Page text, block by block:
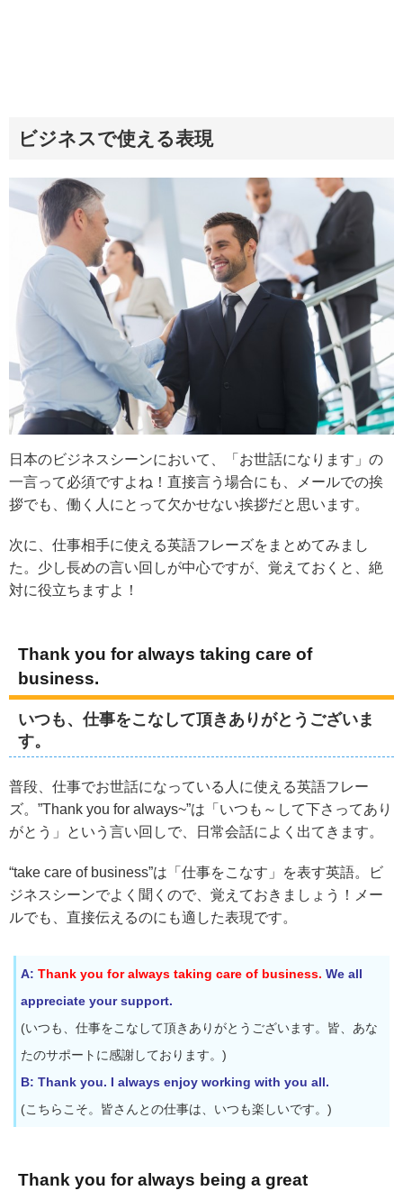
ビジネスで使える表現
日本のビジネスシーンにおいて、「お世話になります」の
一言って必須ですよね！直接言う場合にも、メールでの挨
拶でも、働く人にとって欠かせない挨拶だと思います。
次に、仕事相手に使える英語フレーズをまとめてみまし
た。少し長めの言い回しが中心ですが、覚えておくと、絶
対に役立ちますよ！
Thank you for always taking care of
business.
いつも、仕事をこなして頂きありがとうございま
す。
普段、仕事でお世話になっている人に使える英語フレー
ズ。”Thank you for always~”は「いつも～して下さってあり
がとう」という言い回しで、日常会話によく出てきます。
“take care of business”は「仕事をこなす」を表す英語。ビ
ジネスシーンでよく聞くので、覚えておきましょう！メー
ルでも、直接伝えるのにも適した表現です。
A: Thank you for always taking care of business. We all
appreciate your support.
(いつも、仕事をこなして頂きありがとうございます。皆、あな
たのサポートに感謝しております。)
B: Thank you. I always enjoy working with you all.
(こちらこそ。皆さんとの仕事は、いつも楽しいです。)
Thank you for always being a great